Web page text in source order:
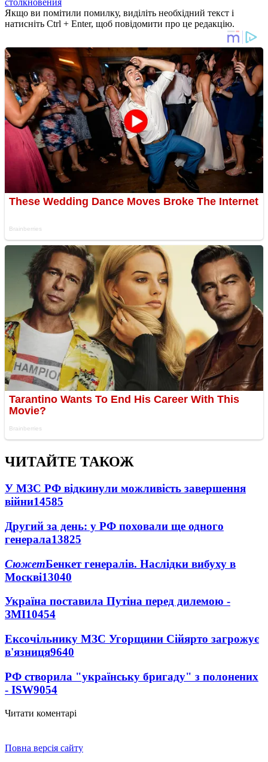
Якщо ви помітили помилку, виділіть необхідний текст і
натисніть Ctrl + Enter, щоб повідомити про це редакцію.
ЧИТАЙТЕ ТАКОЖ
У МЗС РФ відкинули можливість завершення
війни14585
Другий за день: у РФ поховали ще одного
генерала13825
СюжетБенкет генералів. Наслідки вибуху в
Москві13040
Україна поставила Путіна перед дилемою -
ЗМІ10454
Ексочільнику МЗС Угорщини Сійярто загрожує
в'язниця9640
РФ створила "українську бригаду" з полонених
- ISW9054
Читати коментарі
Повна версія сайту